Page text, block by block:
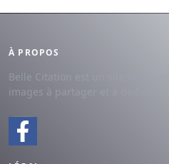
À PROPOS
Belle Citation est un site avec
images à partager et à dédier.